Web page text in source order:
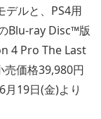
ルと、PS4用
Blu-ray Disc™版
4 Pro The Last
価格39,980円
19日(金)より